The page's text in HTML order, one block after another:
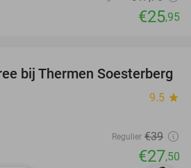
€25,95
29%
bij Thermen Soesterberg
9.5 star
Regulier €39
€27,50